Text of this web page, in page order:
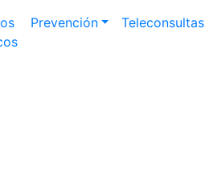
Prevención Teleconsultas